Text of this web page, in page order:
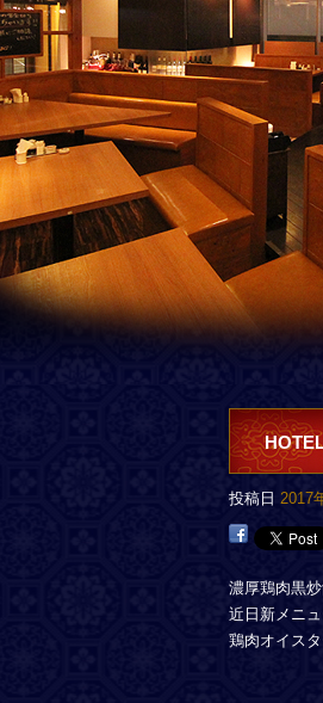
投稿日 2017
濃厚鶏肉黒
近日新メニ
鶏肉オイスタ